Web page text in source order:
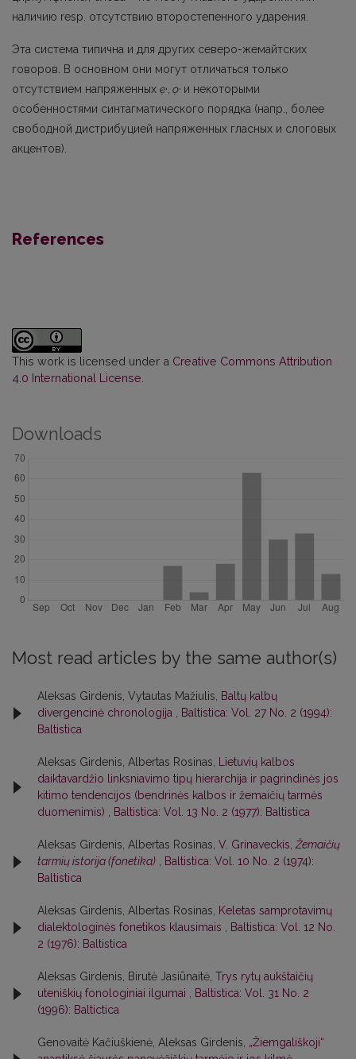
наличию resp. отсутствию второстепенного уда­рения.
Эта система типична и для других северо-жемайтских
говоров. В основном они могут отличаться только
отсутствием напряженных ẹ·, ọ· и некоторыми
особенностями синтагматического порядка (напр., более
свободной дистрибуцией напряженных гласных и сло­говых
акцентов).
References
This work is licensed under a Creative Commons Attribution
4.0 International License
Downloads
Most read articles by the same author(s)
Aleksas Girdenis, Vytautas Mažiulis,
Baltų kalbų
divergencinė chronologija
Baltistica: Vol. 27 No. 2 (1994):
Baltistica
Aleksas Girdenis, Albertas Rosinas,
Lietuvių kalbos
daiktavardžio linksniavimo tipų hierarchija ir pagrindinės jos
kitimo tendencijos (bendrinės kalbos ir žemaičių tarmės
duomenimis)
Baltistica: Vol. 13 No. 2 (1977): Baltistica
Aleksas Girdenis, Albertas Rosinas, V. Grinaveckis, Žemaičių
tarmių istorija (fonetika)
Baltistica: Vol. 10 No. 2 (1974):
Baltistica
Aleksas Girdenis, Albertas Rosinas,
Keletas samprotavimų
dialektologinės fonetikos klausimais
Baltistica: Vol. 12 No.
2 (1976): Baltistica
Aleksas Girdenis, Birutė Jasiūnaitė, Trys rytų aukštaičių
uteniškių fonologiniai ilgumai
Baltistica: Vol. 31 No. 2
(1996): Baltictica
Genovaitė Kačiuškienė, Aleksas Girdenis, „Žiemgališkoji“